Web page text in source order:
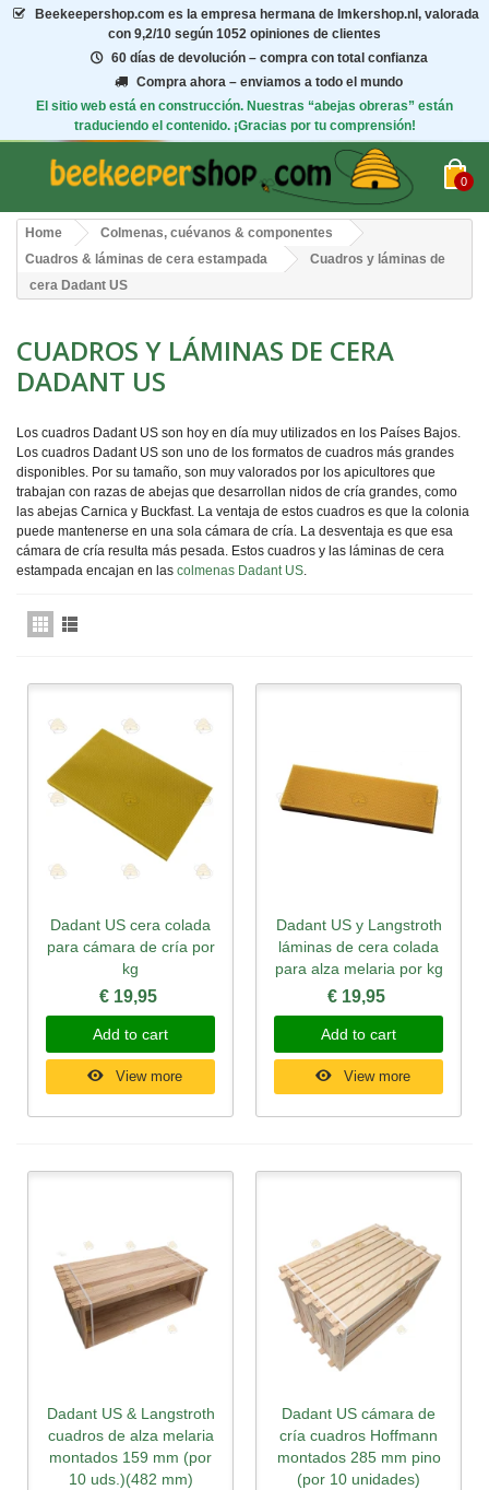
Beekeepershop.com es la empresa hermana de Imkershop.nl, valorada
con 9,2/10 según 1052 opiniones de clientes
60 días de devolución – compra con total confianza
Compra ahora – enviamos a todo el mundo
El sitio web está en construcción. Nuestras “abejas obreras” están
traduciendo el contenido. ¡Gracias por tu comprensión!
0
Home
Colmenas, cuévanos & componentes
Cuadros & láminas de cera estampada
Cuadros y láminas de
cera Dadant US
CUADROS Y LÁMINAS DE CERA
DADANT US
Los cuadros Dadant US son hoy en día muy utilizados en los Países Bajos.
Los cuadros Dadant US son uno de los formatos de cuadros más grandes
disponibles. Por su tamaño, son muy valorados por los apicultores que
trabajan con razas de abejas que desarrollan nidos de cría grandes, como
las abejas Carnica y Buckfast. La ventaja de estos cuadros es que la colonia
puede mantenerse en una sola cámara de cría. La desventaja es que esa
cámara de cría resulta más pesada. Estos cuadros y las láminas de cera
estampada encajan en las colmenas Dadant US
Dadant US cera colada
para cámara de cría por
kg
€ 19,95
Add to cart
View more
Dadant US y Langstroth
láminas de cera colada
para alza melaria por kg
€ 19,95
Add to cart
View more
Dadant US & Langstroth
cuadros de alza melaria
montados 159 mm (por
10 uds.)(482 mm)
Dadant US cámara de
cría cuadros Hoffmann
montados 285 mm pino
(por 10 unidades)